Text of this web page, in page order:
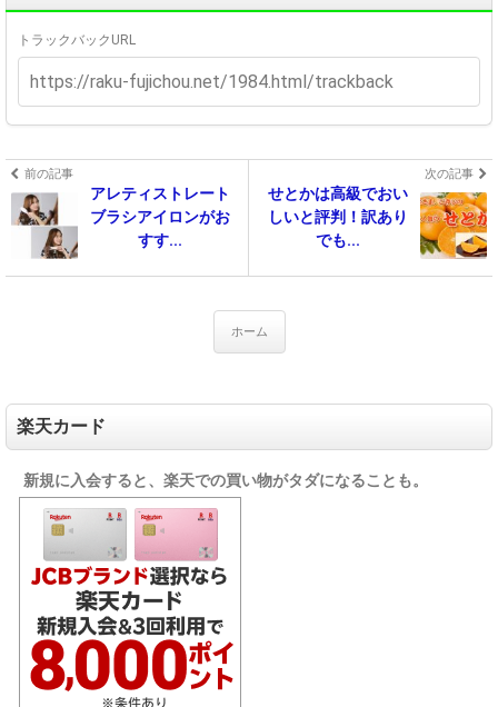
トラックバックURL
前の記事
アレティストレート
ブラシアイロンがお
すす...
次の記事
せとかは高級でおい
しいと評判！訳あり
でも...
ホーム
楽天カード
新規に入会すると、楽天での買い物がタダになることも。